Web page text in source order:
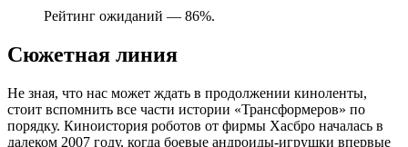
Рейтинг ожиданий — 86%.
Сюжетная линия
Не зная, что нас может ждать в продолжении киноленты,
стоит вспомнить все части истории «Трансформеров» по
порядку. Киноистория роботов от фирмы Хасбро началась в
далеком 2007 году, когда боевые андроиды-игрушки впервые